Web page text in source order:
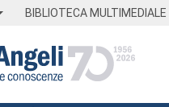
BIBLIOTECA MULTIMEDIALE